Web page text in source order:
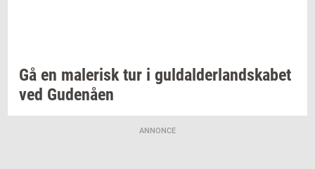
Gå en ma­le­risktur i gul­dal­der­land­ska­bet
ved Gu­denå­en
ANNONCE